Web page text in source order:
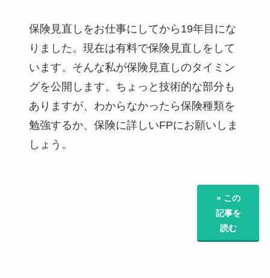
保険見直しをお仕事にしてから19年目にな
りました。現在は有料で保険見直しをして
います。そんな私が保険見直しのタイミン
グを公開します。ちょっと技術的な部分も
ありますが、わからなかったら保険種類を
勉強するか、保険に詳しいFPにお願いしま
しょう。
» この
記事を
読む